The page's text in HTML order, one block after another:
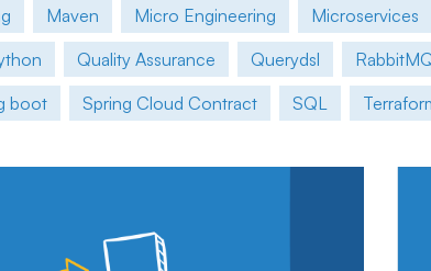
Maven Micro Engineering Microservices
Quality Assurance Querydsl
boot Spring Cloud Contract SQL